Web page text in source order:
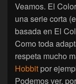
Veamos. El
una serie corta
basada en El
Como toda
respeta mucho
Hobbit por
Podemos ver,